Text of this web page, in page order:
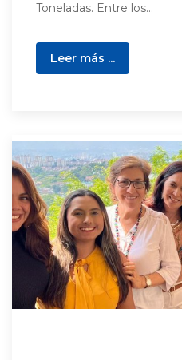
Toneladas. Entre los...
Leer más ...